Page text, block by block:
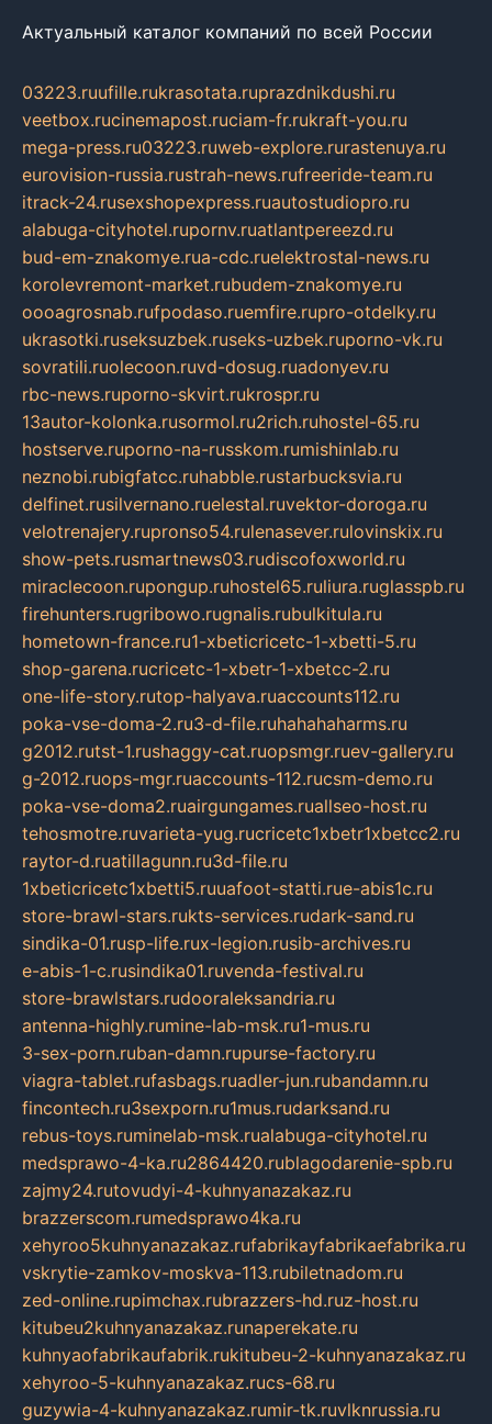
Актуальный каталог компаний по всей России
03223.ruufille.rukrasotata.ruprazdnikdushi.ru
veetbox.rucinemapost.ruciam-fr.rukraft-you.ru
mega-press.ru03223.ruweb-explore.rurastenuya.ru
eurovision-russia.rustrah-news.rufreeride-team.ru
itrack-24.rusexshopexpress.ruautostudiopro.ru
alabuga-cityhotel.rupornv.ruatlantpereezd.ru
bud-em-znakomye.rua-cdc.ruelektrostal-news.ru
korolevremont-market.rubudem-znakomye.ru
oooagrosnab.rufpodaso.ruemfire.rupro-otdelky.ru
ukrasotki.ruseksuzbek.ruseks-uzbek.ruporno-vk.ru
sovratili.ruolecoon.ruvd-dosug.ruadonyev.ru
rbc-news.ruporno-skvirt.rukrospr.ru
13autor-kolonka.rusormol.ru2rich.ruhostel-65.ru
hostserve.ruporno-na-russkom.rumishinlab.ru
neznobi.rubigfatcc.ruhabble.rustarbucksvia.ru
delfinet.rusilvernano.ruelestal.ruvektor-doroga.ru
velotrenajery.rupronso54.rulenasever.rulovinskix.ru
show-pets.rusmartnews03.rudiscofoxworld.ru
miraclecoon.rupongup.ruhostel65.ruliura.ruglasspb.ru
firehunters.rugribowo.rugnalis.rubulkitula.ru
hometown-france.ru1-xbeticricetc-1-xbetti-5.ru
shop-garena.rucricetc-1-xbetr-1-xbetcc-2.ru
one-life-story.rutop-halyava.ruaccounts112.ru
poka-vse-doma-2.ru3-d-file.ruhahahaharms.ru
g2012.rutst-1.rushaggy-cat.ruopsmgr.ruev-gallery.ru
g-2012.ruops-mgr.ruaccounts-112.rucsm-demo.ru
poka-vse-doma2.ruairgungames.ruallseo-host.ru
tehosmotre.ruvarieta-yug.rucricetc1xbetr1xbetcc2.ru
raytor-d.ruatillagunn.ru3d-file.ru
1xbeticricetc1xbetti5.ruuafoot-statti.rue-abis1c.ru
store-brawl-stars.rukts-services.rudark-sand.ru
sindika-01.rusp-life.rux-legion.rusib-archives.ru
e-abis-1-c.rusindika01.ruvenda-festival.ru
store-brawlstars.rudooraleksandria.ru
antenna-highly.rumine-lab-msk.ru1-mus.ru
3-sex-porn.ruban-damn.rupurse-factory.ru
viagra-tablet.rufasbags.ruadler-jun.rubandamn.ru
fincontech.ru3sexporn.ru1mus.rudarksand.ru
rebus-toys.ruminelab-msk.rualabuga-cityhotel.ru
medsprawo-4-ka.ru2864420.rublagodarenie-spb.ru
zajmy24.rutovudyi-4-kuhnyanazakaz.ru
brazzerscom.rumedsprawo4ka.ru
xehyroo5kuhnyanazakaz.rufabrikayfabrikaefabrika.ru
vskrytie-zamkov-moskva-113.rubiletnadom.ru
zed-online.rupimchax.rubrazzers-hd.ruz-host.ru
kitubeu2kuhnyanazakaz.runaperekate.ru
kuhnyaofabrikaufabrik.rukitubeu-2-kuhnyanazakaz.ru
xehyroo-5-kuhnyanazakaz.rucs-68.ru
guzywia-4-kuhnyanazakaz.rumir-tk.ruvlknrussia.ru